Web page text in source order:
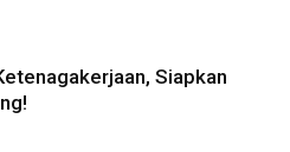
Siapkan